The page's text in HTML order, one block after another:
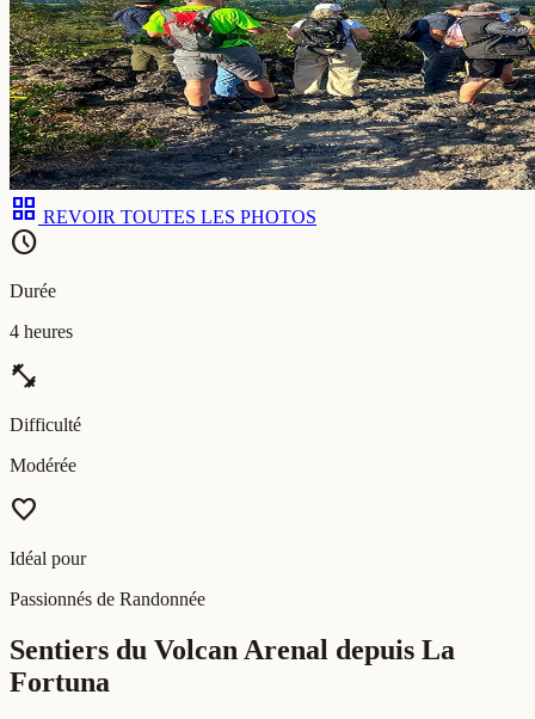
grid_view REVOIR TOUTES LES PHOTOS
schedule
Durée
4 heures
fitness_center
Difficulté
Modérée
favorite
Idéal pour
Passionnés de Randonnée
Sentiers du Volcan Arenal depuis La
Fortuna